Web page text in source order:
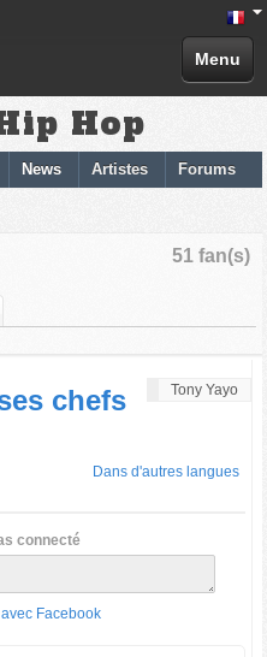
Menu
Hop
News Artistes Forums
51 fan(s)
Tony Yayo
chefs
Dans d'autres langues
connecté
Facebook